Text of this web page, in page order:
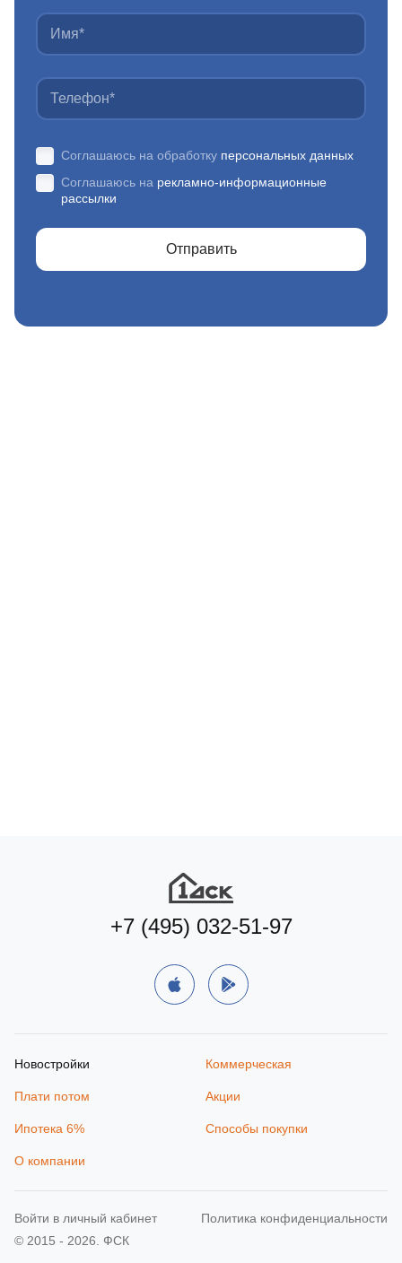
Соглашаюсь на обработку персональных данных
Соглашаюсь на рекламно-информационные
рассылки
Отправить
+7 (495) 032-51-97
Новостройки Коммерческая
Плати потом Акции
Ипотека 6% Способы покупки
О компании
© 2015 - 2026. ФСК
Политика конфиденциальности
Войти в личный кабинет